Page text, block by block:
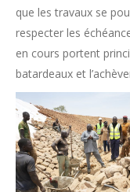
que les travaux se
respecter les
en cours portent
batardeaux et